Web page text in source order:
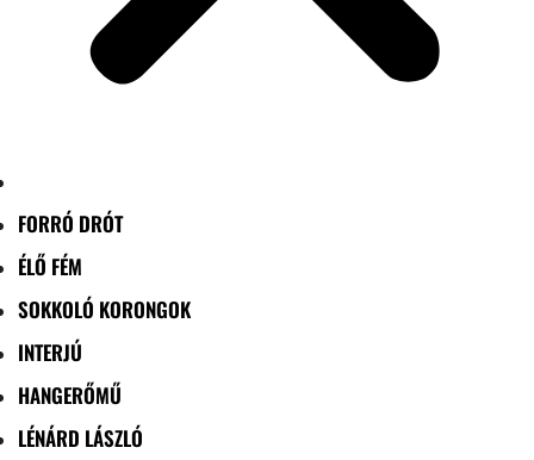
FORRÓ DRÓT
ÉLŐ FÉM
SOKKOLÓ KORONGOK
INTERJÚ
HANGERŐMŰ
LÉNÁRD LÁSZLÓ